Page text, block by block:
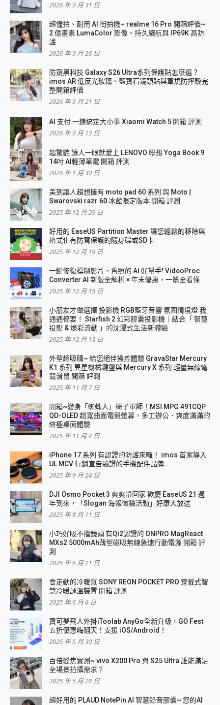
2026 年 3 月 31 日
超懂拍、耐用 AI 街拍機~ realme 16 Pro 開箱評價~
2 億畫素 LumaColor 影像、持久續航與 IP69K 高防
護
2026 年 3 月 26 日
防窺黑科技 Galaxy S26 Ultra系列保護貼怎麼選？
imos AR 低反光玻璃、藍寶石鏡頭貼與軍規防摔殼完
整開箱評價
2026 年 3 月 21 日
AI 支付 一錶搞定大小事 Xiaomi Watch 5 開箱 評測
2026 年 3 月 13 日
超驚艷 讓人一眼就愛上 LENOVO 聯想 Yoga Book 9
14吋 AI輕薄筆電 開箱 評測
2026 年 1 月 30 日
美到讓人超想擁有 moto pad 60 系列 與 Moto |
Swarovski razr 60 冰藍限定版本 開箱 評測
2025 年 12 月 29 日
好用的 EaseUS Partition Master 讓您輕鬆的移除與
格式化有防寫保護的隨身碟或SD卡
2025 年 12 月 19 日
一鍵修復模糊影片、舊照的 AI 好幫手! VideoProc
Converter AI 新版全解析 × 年末優惠，一篇全看懂
2025 年 12 月 15 日
小朋友才做選擇 投影機 RGB藍牙音響 氛圍情境燈 我
通通都要！ Starfish 2 幻彩膠囊投影機｜結合「 智慧
投影 & 煥彩流動 」的沈浸式生活新體驗
2025 年 12 月 13 日
外型超吸晴~ 給您絕佳操控體驗 GravaStar Mercury
K1 系列 異星機械鍵盤與 Mercury X 系列 輕量無線電
競滑鼠 開箱 評測
2025 年 11 月 7 日
開箱~變身「蜘蛛人」椅子軍師！MSI MPG 491CQP
QD-OLED 超寬曲面電競螢幕，多工辦公、爽度滿滿的
終極桌面體驗
2025 年 11 月 4 日
iPhone 17 系列 有認證的防護來囉！ imos 首家導入
UL MCV 行銷宣告驗證的手機配件品牌
2025 年 9 月 24 日
DJI Osmo Pocket 3 爽爽帶回家 歡慶 EaseUS 21 週
年到來，「Slogan 海報徵稿活動」好康大放送
2025 年 8 月 11 日
小巧好吸不擋鏡頭 有Qi2認證的 ONPRO MagReact
MXs2 5000mAh薄型磁吸無線急速行動電源 開箱 評
測
2025 年 6 月 11 日
會走動的冷暖氣 SONY REON POCKET PRO 穿戴式智
慧冷暖調溫裝置 開箱 評測
2025 年 6 月 6 日
寶可夢飛人外掛iToolab AnyGo全新升級，GO Fest
五折優惠嗨翻天！支援 iOS/Android！
2025 年 5 月 30 日
百倍變焦實測~ vivo X200 Pro 與 S25 Ultra 誰能滿足
全場景拍攝需求？
2025 年 5 月 28 日
超好用的 PLAUD NotePin AI 智慧錄音膠囊~ 您的AI